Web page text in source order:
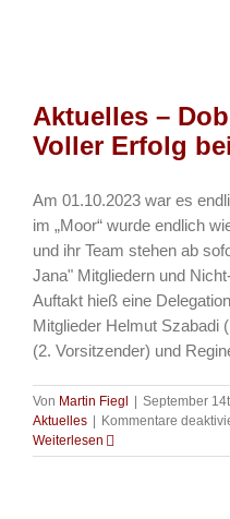
Aktuelles –
Voller Erfolg
Am 01.10.2023 war es
im „Moor“ wurde endlich
und ihr Team stehen ab
Jana" Mitgliedern und
Auftakt hieß eine
Mitglieder Helmut Szabadi
(2. Vorsitzender) und
Von Martin Fiegl September
Aktuelles
Kommentare
Weiterlesen